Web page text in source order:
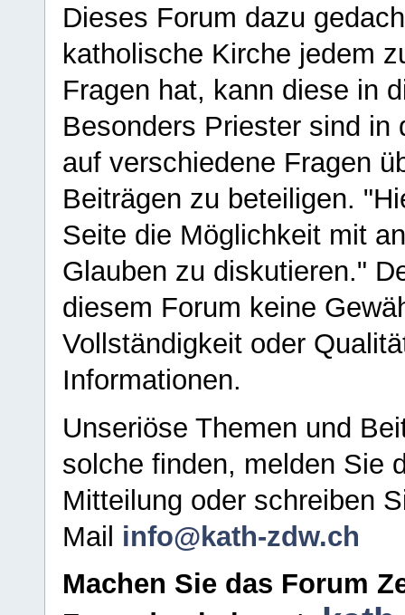
Dieses Forum dazu
katholische Kirche jedem
Fragen hat, kann diese in
Besonders Priester sind in
auf verschiedene Fragen
Beiträgen zu beteiligen.
Seite die Möglichkeit mit
Glauben zu diskutieren."
diesem Forum keine
Vollständigkeit oder
Informationen.
Unseriöse Themen und
solche finden, melden Sie
Mitteilung oder schreiben
Mail info@kath-zdw.ch
Machen Sie das Forum